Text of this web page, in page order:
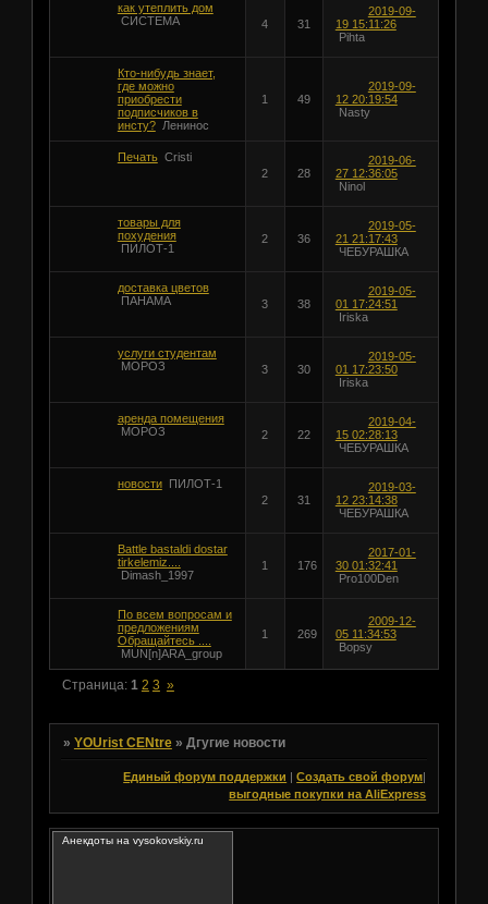
как утеплить дом
СИСТЕМА
4 31
2019-09-
19 15:11:26
Pihta
Кто-нибудь знает,
где можно
приобрести
подписчиков в
инсту?
Ленинос
1 49
2019-09-
12 20:19:54
Nasty
Печать Cristi
2
28
2019-06-
27 12:36:05
Ninol
товары для
похудения
ПИЛОТ-1
2 36
2019-05-
21 21:17:43
ЧЕБУРАШКА
доставка цветов
ПАНАМА
3 38
2019-05-
01 17:24:51
Iriska
услуги студентам
МОРОЗ
3 30
2019-05-
01 17:23:50
Iriska
аренда помещения
МОРОЗ
2 22
2019-04-
15 02:28:13
ЧЕБУРАШКА
новости
ПИЛОТ-1
2
31
2019-03-
12 23:14:38
ЧЕБУРАШКА
Battle bastaldi dostar
tirkelemiz....
Dimash_1997
1 176
2017-01-
30 01:32:41
Pro100Den
По всем вопросам и
предложениям
Обращайтесь ....
MUN[n]ARA_group
1 269
2009-12-
05 11:34:53
Bopsy
Страница: 1 2 3 »
» YOUrist CENtre » Дгугие новости
Единый форум поддержки |Создать свой форум
выгодные покупки на AliExpress